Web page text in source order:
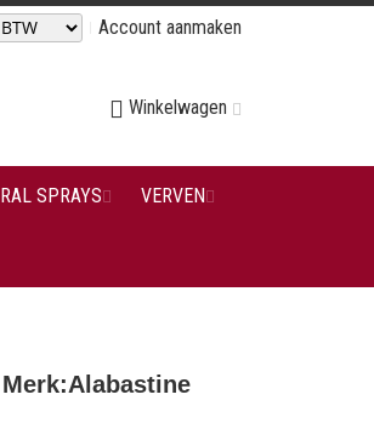
Account aanmaken
Winkelwagen
RAL SPRAYS VERVEN
Merk:Alabastine